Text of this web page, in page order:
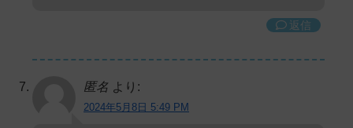
返信
匿名 より:
2024年5月8日 5:49 PM